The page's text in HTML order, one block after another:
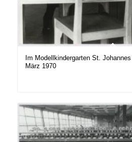
Im Modellkindergarten St.
März 1970